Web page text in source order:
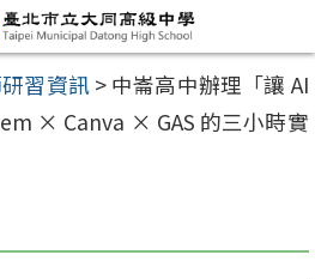
習資訊> 中崙高中辦理「讓 AI
× Canva × GAS 的三小時實